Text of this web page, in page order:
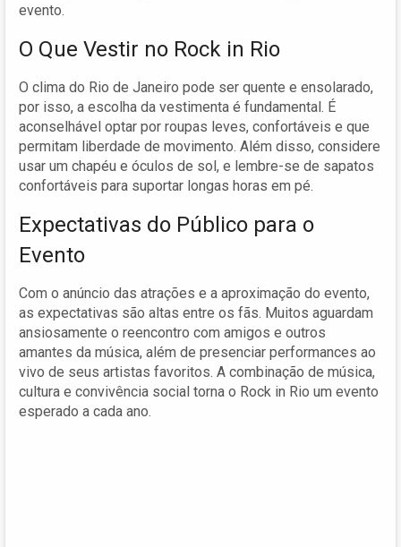
evento.
O Que Vestir no Rock in Rio
O clima do Rio de Janeiro pode ser quente e ensolarado,
por isso, a escolha da vestimenta é fundamental. É
aconselhável optar por roupas leves, confortáveis e que
permitam liberdade de movimento. Além disso, considere
usar um chapéu e óculos de sol, e lembre-se de sapatos
confortáveis para suportar longas horas em pé.
Expectativas do Público para o
Evento
Com o anúncio das atrações e a aproximação do evento,
as expectativas são altas entre os fãs. Muitos aguardam
ansiosamente o reencontro com amigos e outros
amantes da música, além de presenciar performances ao
vivo de seus artistas favoritos. A combinação de música,
cultura e convivência social torna o Rock in Rio um evento
esperado a cada ano.